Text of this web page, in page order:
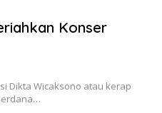
Konser
Dikta Wicaksono atau kerap